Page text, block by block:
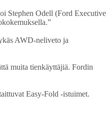
Stephen Odell (Ford Executive
AWD-neliveto ja
muita tienkäyttäjiä. Fordin
Easy-Fold -istuimet.